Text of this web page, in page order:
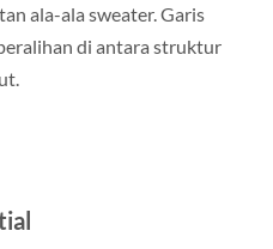
ala-ala sweater. Garis
di antara struktur